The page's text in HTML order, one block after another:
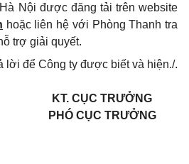
Nội được đăng tải trên website
hoặc liên hệ với Phòng Thanh tra
trợ giải quyết.
lời để Công ty được biết và hiện./.
KT. CỤC TRƯỞNG
PHÓ CỤC TRƯỞNG